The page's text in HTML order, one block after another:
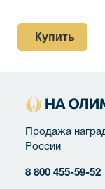
Купить
Продажа
России
8 800 455-59-52